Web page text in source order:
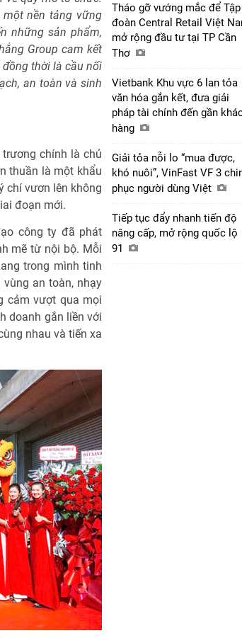
nền tảng vững
những sản phẩm,
Group cam kết
thời là cầu nối
an toàn và sinh
chính là chủ
thuần là một khẩu
chí vươn lên không
đoạn mới.
công ty đã phát
mẽ từ nội bộ. Mỗi
trong mình tinh
an toàn, nhạy
cảm vượt qua mọi
doanh gắn liền với
nhau và tiến xa
Tháo gỡ vướng mắc để Tập
đoàn Central Retail Việt
mở rộng đầu tư tại TP Cần
Thơ
Vietbank Khu vực 6 lan tỏa
văn hóa gắn kết, đưa giải
pháp tài chính đến gần
hàng
Giải tỏa nỗi lo “mua được,
khó nuôi”, VinFast VF 3
phục người dùng Việt
Tiếp tục đẩy nhanh tiến độ
nâng cấp, mở rộng quốc lộ
91